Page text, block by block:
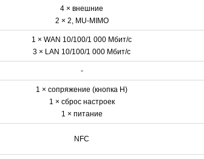
4 × внешние
2 × 2, MU-MIMO
1 × WAN 10/100/1 000 Мбит/с
3 × LAN 10/100/1 000 Мбит/с
-
1 × сопряжение (кнопка H)
1 × сброс настроек
1 × питание
NFC